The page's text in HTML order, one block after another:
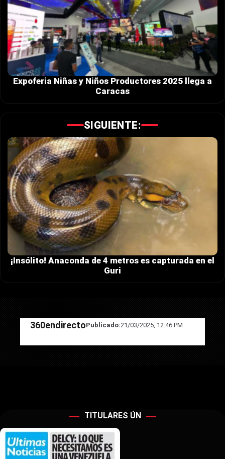
Expoferia Niñas y Niños Productores 2025 llega a
Caracas
SIGUIENTE:
¡Insólito! Anaconda de 4 metros es capturada en el
Guri
360endirectoPublicado:21/03/2025, 12:46 PM
TITULARES ÚN